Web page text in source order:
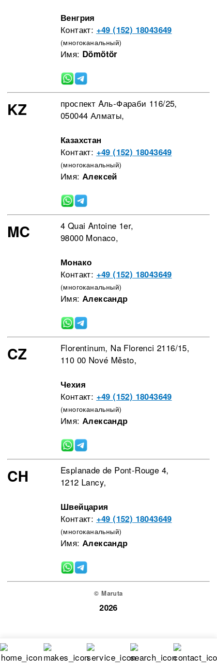
Венгрия
Контакт: +49 (152) 18043649
(многоканальный)
Имя: Dömötör
KZ
проспект Aль-Фараби 116/25,
050044 Алматы,
Казахстан
Контакт: +49 (152) 18043649
(многоканальный)
Имя: Алексей
MC
4 Quai Antoine 1er,
98000 Monaco,
Монако
Контакт: +49 (152) 18043649
(многоканальный)
Имя: Александр
CZ
Florentinum, Na Florenci 2116/15,
110 00 Nové Město,
Чехия
Контакт: +49 (152) 18043649
(многоканальный)
Имя: Александр
CH
Esplanade de Pont-Rouge 4,
1212 Lancy,
Швейцария
Контакт: +49 (152) 18043649
(многоканальный)
Имя: Александр
© Maruta
2026